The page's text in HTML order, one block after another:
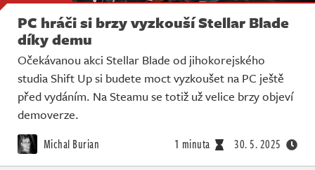
PC hráči si brzy vyzkouší Stellar Blade
díky demu
Očekávanou akci Stellar Blade od jihokorejského
studia Shift Up si budete moct vyzkoušet na PC ještě
před vydáním. Na Steamu se totiž už velice brzy objeví
demoverze.
Michal Burian 1 minuta 30. 5. 2025